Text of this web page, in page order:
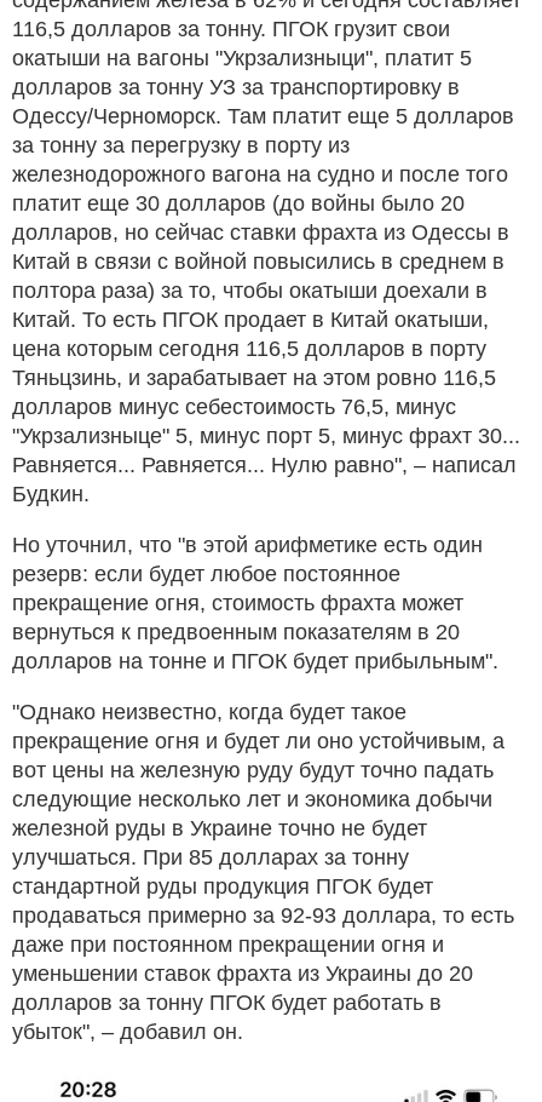
116,5 долларов за тонну. ПГОК грузит свои
окатыши на вагоны "Укрзализныци", платит 5
долларов за тонну УЗ за транспортировку в
Одессу/Черноморск. Там платит еще 5 долларов
за тонну за перегрузку в порту из
железнодорожного вагона на судно и после того
платит еще 30 долларов (до войны было 20
долларов, но сейчас ставки фрахта из Одессы в
Китай в связи с войной повысились в среднем в
полтора раза) за то, чтобы окатыши доехали в
Китай. То есть ПГОК продает в Китай окатыши,
цена которым сегодня 116,5 долларов в порту
Тяньцзинь, и зарабатывает на этом ровно 116,5
долларов минус себестоимость 76,5, минус
"Укрзализныце" 5, минус порт 5, минус фрахт 30...
Равняется... Равняется... Нулю равно", – написал
Будкин.
Но уточнил, что "в этой арифметике есть один
резерв: если будет любое постоянное
прекращение огня, стоимость фрахта может
вернуться к предвоенным показателям в 20
долларов на тонне и ПГОК будет прибыльным".
"Однако неизвестно, когда будет такое
прекращение огня и будет ли оно устойчивым, а
вот цены на железную руду будут точно падать
следующие несколько лет и экономика добычи
железной руды в Украине точно не будет
улучшаться. При 85 долларах за тонну
стандартной руды продукция ПГОК будет
продаваться примерно за 92-93 доллара, то есть
даже при постоянном прекращении огня и
уменьшении ставок фрахта из Украины до 20
долларов за тонну ПГОК будет работать в
убыток", – добавил он.